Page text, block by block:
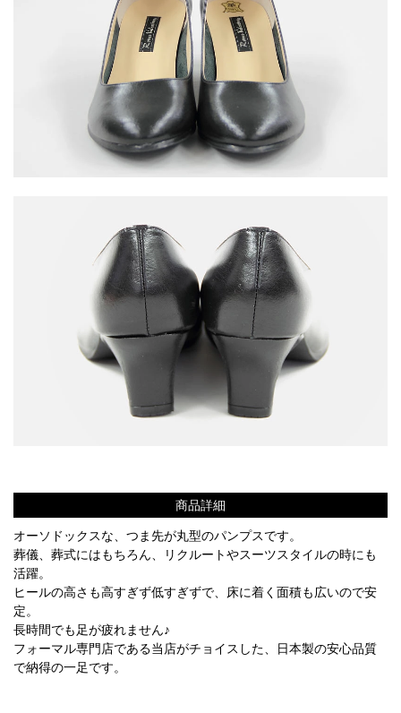
商品詳細
オーソドックスな、つま先が丸型のパンプスです。
葬儀、葬式にはもちろん、リクルートやスーツスタイルの時にも
活躍。
ヒールの高さも高すぎず低すぎずで、床に着く面積も広いので安
定。
長時間でも足が疲れません♪
フォーマル専門店である当店がチョイスした、日本製の安心品質
で納得の一足です。